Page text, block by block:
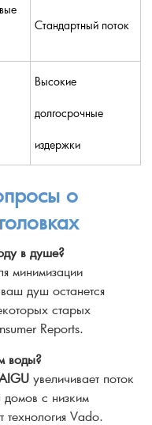
Стандартный поток
Высокие
долгосрочные
издержки
о
в душе?
минимизации
душ останется
старых
Reports.
воды?
увеличивает поток
домов с низким
технология Vado.